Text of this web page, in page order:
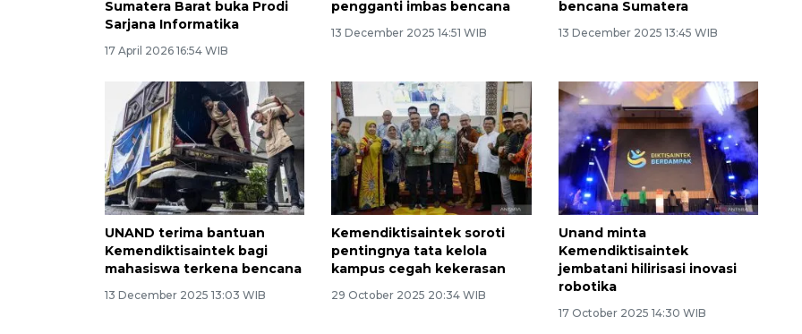
Sumatera Barat buka Prodi
Sarjana Informatika
17 April 2026 16:54 WIB
pengganti imbas bencana
13 December 2025 14:51 WIB
bencana Sumatera
13 December 2025 13:45 WIB
UNAND terima bantuan
Kemendiktisaintek bagi
mahasiswa terkena bencana
13 December 2025 13:03 WIB
Kemendiktisaintek soroti
pentingnya tata kelola
kampus cegah kekerasan
29 October 2025 20:34 WIB
Unand minta
Kemendiktisaintek
jembatani hilirisasi inovasi
robotika
17 October 2025 14:30 WIB